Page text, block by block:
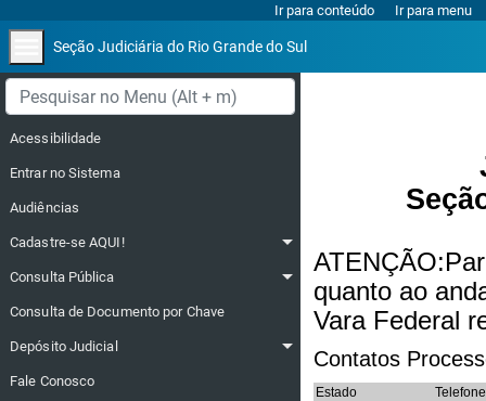
Ir para conteúdo Ir para menu
Seção Judiciária do Rio Grande do Sul
Menu lateral
Acessibilidade
Entrar no Sistema
Audiências
Cadastre-se AQUI! arrow_drop_down
Consulta Pública arrow_drop_down
Consulta de Documento por Chave
Depósito Judicial arrow_drop_down
Fale Conosco
quanto ao
Vara Federal
Contatos
Estado